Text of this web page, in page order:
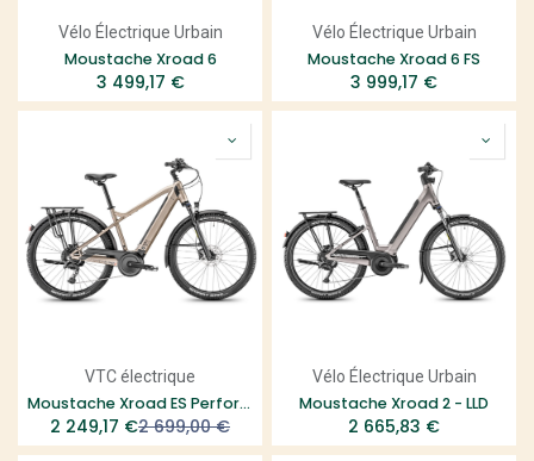
Vélo Électrique Urbain
Moustache Xroad 6
3 499,17 €
Vélo Électrique Urbain
Moustache Xroad 6 FS
3 999,17 €
VTC électrique
Moustache Xroad ES Performance
2 249,17 €2 699,00€
Vélo Électrique Urbain
Moustache Xroad 2 - LLD
2 665,83 €